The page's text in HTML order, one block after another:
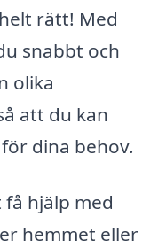
rätt! Med
snabbt och
olika
att du kan
dina behov.
hjälp med
hemmet eller